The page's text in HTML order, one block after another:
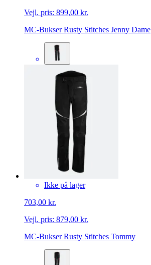
Vejl. pris: 899,00 kr.
MC-Bukser Rusty Stitches Jenny Dame
Ikke på lager
703,00 kr.
Vejl. pris: 879,00 kr.
MC-Bukser Rusty Stitches Tommy